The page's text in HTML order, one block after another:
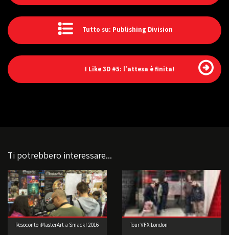
Tutto su: Publishing Division
I Like 3D #5: l'attesa è finita!
Ti potrebbero interessare...
Resoconto iMasterArt a Smack! 2016 Tour VFX London